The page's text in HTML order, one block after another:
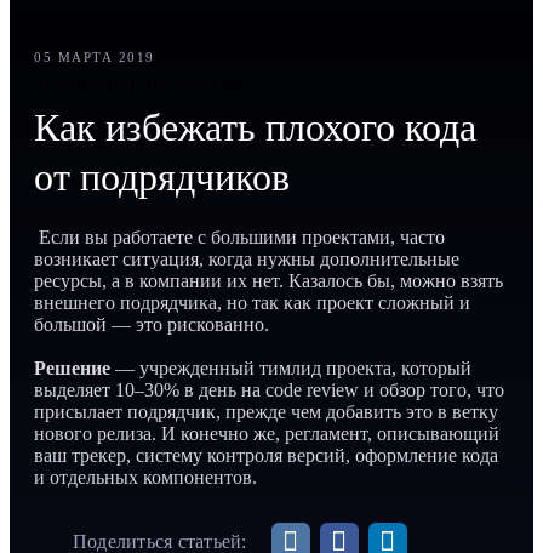
05 МАРТА 2019
Как избежать плохого кода
от подрядчиков
Если вы работаете с большими проектами, часто
возникает ситуация, когда нужны дополнительные
ресурсы, а в компании их нет. Казалось бы, можно взять
внешнего подрядчика, но так как проект сложный и
большой — это рискованно.
Решение — учрежденный тимлид проекта, который
выделяет 10–30% в день на code review и обзор того, что
присылает подрядчик, прежде чем добавить это в ветку
нового релиза. И конечно же, регламент, описывающий
ваш трекер, систему контроля версий, оформление кода
и отдельных компонентов.
Поделиться статьей: